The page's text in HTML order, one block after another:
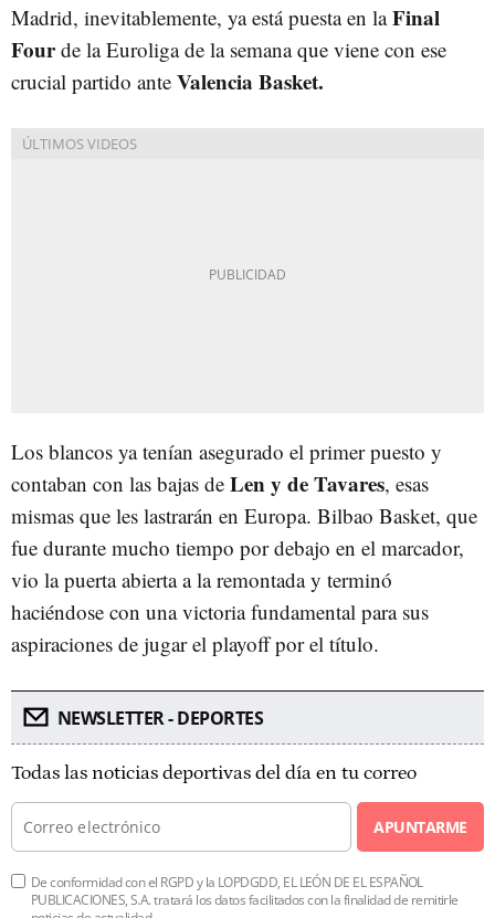
Madrid, inevitablemente, ya está puesta en laFinal
Fourde la Euroliga de la semana que viene con ese
crucial partido ante Valencia Basket.
Los blancos ya tenían asegurado el primer puesto y
contaban con las bajas de Len y de Tavares, esas
mismas que les lastrarán en Europa. Bilbao Basket, que
fue durante mucho tiempo por debajo en el marcador,
vio la puerta abierta a la remontada y terminó
haciéndose con una victoria fundamental para sus
aspiraciones de jugar el playoff por el título.
NEWSLETTER - DEPORTES
Todas las noticias deportivas del día en tu correo
APUNTARME
De conformidad con el RGPD y la LOPDGDD, EL LEÓN DE EL ESPAÑOL
PUBLICACIONES, S.A. tratará los datos facilitados con la finalidad de remitirle